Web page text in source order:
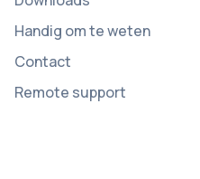
Handig om te weten
Contact
Remote support